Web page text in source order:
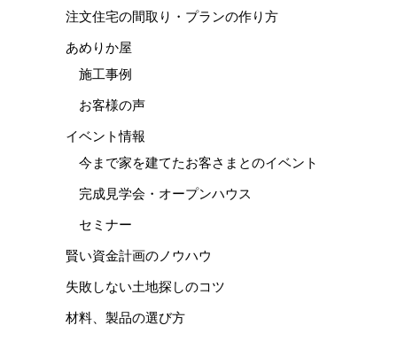
注文住宅の間取り・プランの作り方
あめりか屋
施工事例
お客様の声
イベント情報
今まで家を建てたお客さまとのイベント
完成見学会・オープンハウス
セミナー
賢い資金計画のノウハウ
失敗しない土地探しのコツ
材料、製品の選び方